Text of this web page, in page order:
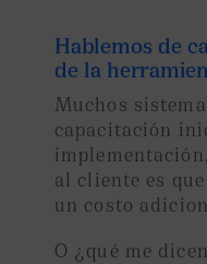
Hablemos de
de la
Muchos
capacitación
al cliente es
un costo
O ¿qué me